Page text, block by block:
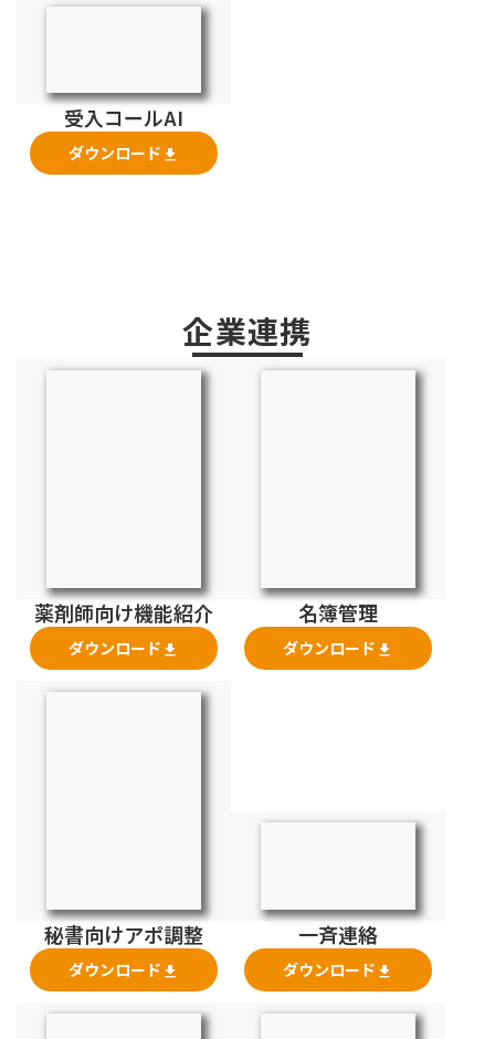
受入コールAI
ダウンロード file_download
企業連携
薬剤師向け機能紹介
ダウンロード file_download
名簿管理
ダウンロード file_download
秘書向けアポ調整
ダウンロード file_download
一斉連絡
ダウンロード file_download